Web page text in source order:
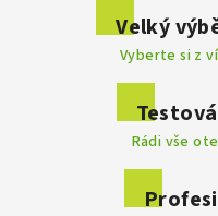
Přidat komentář
Velký
Vyberte si z
Rádi vše